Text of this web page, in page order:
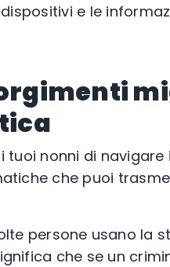
e le
tuoi nonni di
che puoi
persone usano la
che se un